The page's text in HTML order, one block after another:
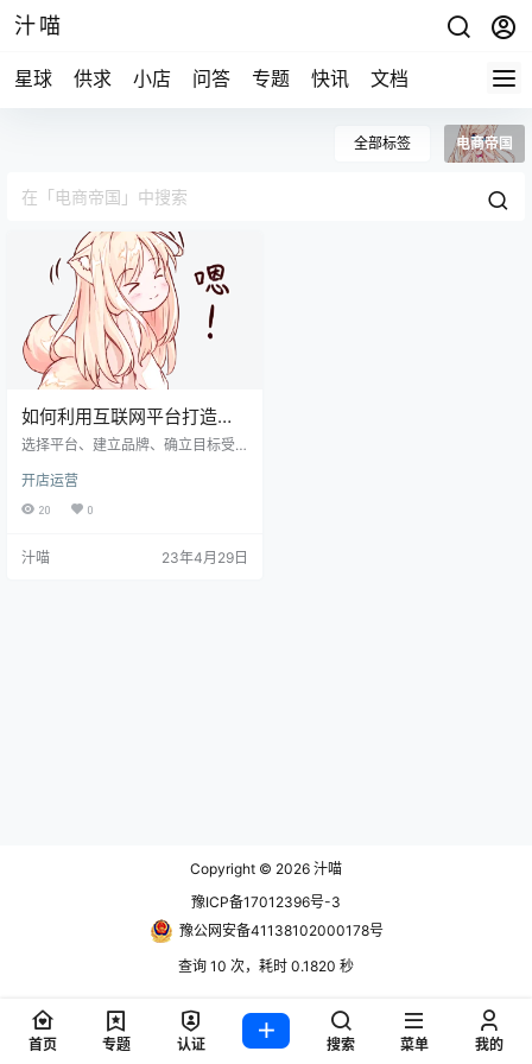
汁喵
星球 供求 小店 问答 专题 快讯 文档
全部标签 电商帝国
如何利用互联网平台打造自
己的电商帝国？
选择平台、建立品牌、确立目标受
效营销等方面探讨如何利用互联网
平台打造自己的电商帝国。
开店运营
20 0
汁喵 23年4月29日
Copyright © 2026 汁喵
豫ICP备17012396号-3
豫公网安备41138102000178号
查询 10 次，耗时 0.1820 秒
首页 专题 认证 搜索 菜单 我的